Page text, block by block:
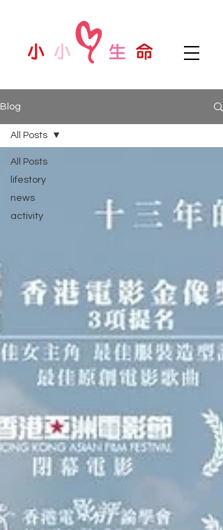
Blog
All Posts
lifestory
news
activity
All Posts